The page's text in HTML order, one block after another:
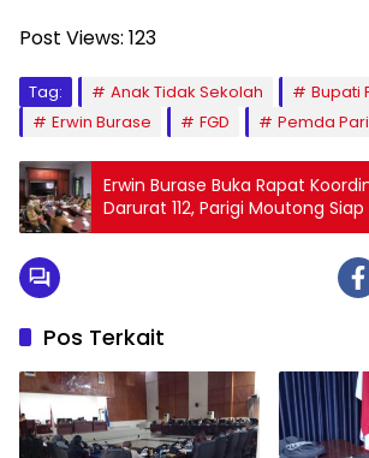
Post Views: 123
Tag: Anak Tidak Sekolah
Bupati
Erwin Burase
FGD Pemda
Erwin Burase Buka Rapat
Darurat 112, Parigi Moutong
Sistem Terintegrasi
Pos Terkait